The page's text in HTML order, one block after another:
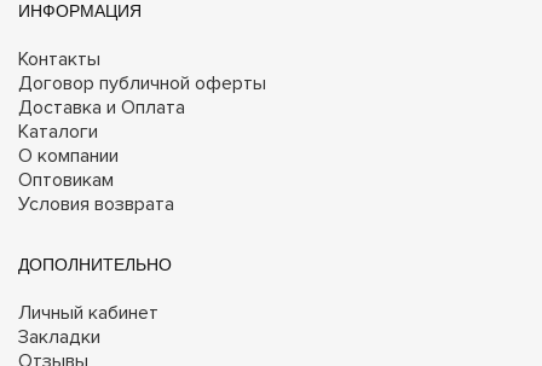
ИНФОРМАЦИЯ
Контакты
Договор публичной оферты
Доставка и Оплата
Каталоги
О компании
Оптовикам
Условия возврата
ДОПОЛНИТЕЛЬНО
Личный кабинет
Закладки